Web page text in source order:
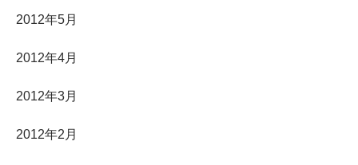
2012年5月
2012年4月
2012年3月
2012年2月